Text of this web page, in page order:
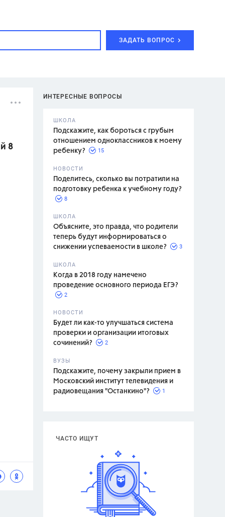
ЗАДАТЬ ВОПРОС
ИНТЕРЕСНЫЕ ВОПРОСЫ
ШКОЛА
Подскажите, как бороться с грубым
отношением одноклассников к моему
ребенку?
15
НОВОСТИ
Поделитесь, сколько вы потратили на
подготовку ребенка к учебному году?
8
ШКОЛА
Объясните, это правда, что родители
теперь будут информироваться о
снижении успеваемости в школе?
3
ШКОЛА
Когда в 2018 году намечено
проведение основного периода ЕГЭ?
2
НОВОСТИ
Будет ли как-то улучшаться система
проверки и организации итоговых
сочинений?
2
ВУЗЫ
Подскажите, почему закрыли прием в
Московский институт телевидения и
радиовещания "Останкино"?
1
ЧАСТО ИЩУТ
8